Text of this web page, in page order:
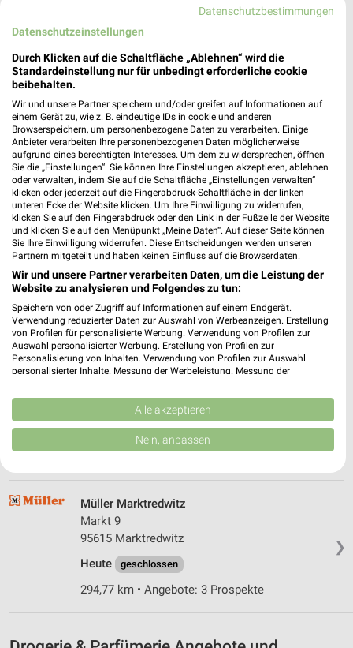
95126 Schwarzenbach a.d. Saale
Heute geschlossen
275,53 km • Angebote: 3 Prospekte
dm Marktredwitz
Wölsauerstraße 35b
95615 Marktredwitz
Heute geschlossen
293,81 km
dm Wunsiedel
Egerstraße 129
95632 Wunsiedel
Heute
291,78 km
dm Hof
Heute geschlossen
❯
Müller Marktredwitz
Markt 9
95615 Marktredwitz
Heute
geschlossen
294,77 km • Angebote: 3 Prospekte
Datenschutzbestimmungen
Datenschutzeinstellungen
Durch Klicken auf die Schaltfläche „Ablehnen“ wird die
Standardeinstellung nur für unbedingt erforderliche cookie
beibehalten.
Wir und unsere Partner speichern und/oder greifen auf Informationen auf
einem Gerät zu, wie z. B. eindeutige IDs in cookie und anderen
Browserspeichern, um personenbezogene Daten zu verarbeiten. Einige
Anbieter verarbeiten Ihre personenbezogenen Daten möglicherweise
aufgrund eines berechtigten Interesses. Um dem zu widersprechen, öffnen
Sie die „Einstellungen“. Sie können Ihre Einstellungen akzeptieren, ablehnen
oder verwalten, indem Sie auf die Schaltfläche „Einstellungen verwalten“
klicken oder jederzeit auf die Fingerabdruck-Schaltfläche in der linken
unteren Ecke der Website klicken. Um Ihre Einwilligung zu widerrufen,
klicken Sie auf den Fingerabdruck oder den Link in der Fußzeile der Website
und klicken Sie auf den Menüpunkt „Meine Daten“. Auf dieser Seite können
Sie Ihre Einwilligung widerrufen. Diese Entscheidungen werden unseren
Partnern mitgeteilt und haben keinen Einfluss auf die Browserdaten.
Wir und unsere Partner verarbeiten Daten, um die Leistung der
Website zu analysieren und Folgendes zu tun:
Speichern von oder Zugriff auf Informationen auf einem Endgerät.
Verwendung reduzierter Daten zur Auswahl von Werbeanzeigen. Erstellung
von Profilen für personalisierte Werbung. Verwendung von Profilen zur
Auswahl personalisierter Werbung. Erstellung von Profilen zur
Personalisierung von Inhalten. Verwendung von Profilen zur Auswahl
personalisierter Inhalte. Messung der Werbeleistung. Messung der
Kombinationen von Daten aus verschiedenen Quellen. Entwicklung und
Verbesserung der Angebote. Verwendung reduzierter Daten zur Auswahl
von Inhalten.
Daten können außerhalb der Europäischen Union weitergegeben und in die
USA gesendet werden.
Website/App.
Partnerliste anzeigen (1 IAB-Anbieter)
Wir nutzen Ihre Daten für folgende Zwecke:
IAB-Verarbeitungszwecke:
Speichern von oder Zugriff auf Informationen
auf einem Endgerät
Alle akzeptieren
Nein, anpassen